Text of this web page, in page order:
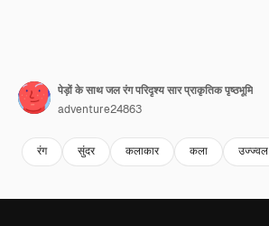
पेड़ों के साथ जल रंग परिदृश्य सार प्राकृतिक पृष्ठभूमि
adventure24863
रंग सुंदर कलाकार कला उज्ज्वल